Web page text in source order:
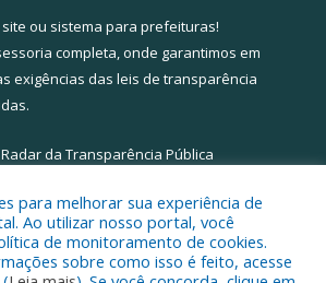
ou sistema para prefeituras!
completa, onde garantimos em
exigências das leis de transparência
Radar da Transparência Pública
a Câmara Municipal de Santa Maria
para melhorar sua experiência de
Ao utilizar nosso portal, você
de monitoramento de cookies.
sobre como isso é feito, acesse